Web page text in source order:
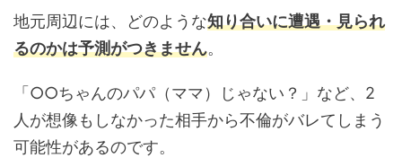
地元周辺には、どのような知り合いに遭遇・見られ
るのかは予測がつきません。
「○○ちゃんのパパ（ママ）じゃない？」など、2
人が想像もしなかった相手から不倫がバレてしまう
可能性があるのです。